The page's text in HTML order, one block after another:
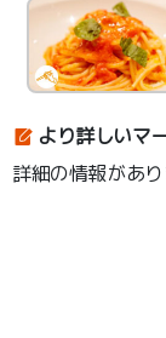
より詳しいマ
詳細の情報があり